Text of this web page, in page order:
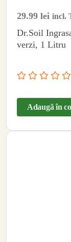
29.99 lei incl.
Dr.Soil
verzi, 1 Litru
Adaugă în